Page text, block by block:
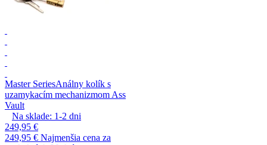
Master SeriesAnálny kolík s
uzamykacím mechanizmom Ass
Vault
Na sklade: 1-2 dni
249,95 €
249,95 € Najmenšia cena za